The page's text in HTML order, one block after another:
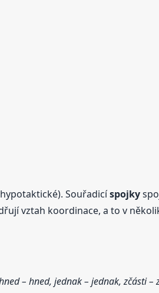
Souřadicíspojky
vztah koordinace, a to v
– hned, jednak – jednak, zčásti